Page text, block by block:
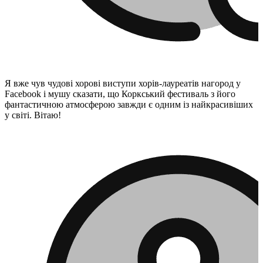
Я вже чув чудові хорові виступи хорів-лауреатів нагород у
Facebook і мушу сказати, що Коркський фестиваль з його
фантастичною атмосферою завжди є одним із найкрасивіших
у світі. Вітаю!